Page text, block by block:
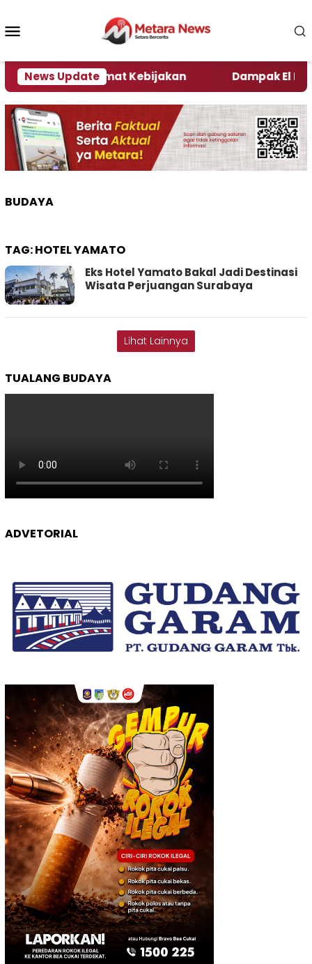
konten
News Update
Kata Pengamat Kebijakan Dampak El Nino,
BUDAYA
TAG:HOTEL YAMATO
Eks Hotel Yamato Bakal Jadi Destinasi
Wisata Perjuangan Surabaya
Lihat Lainnya
TUALANG BUDAYA
ADVETORIAL